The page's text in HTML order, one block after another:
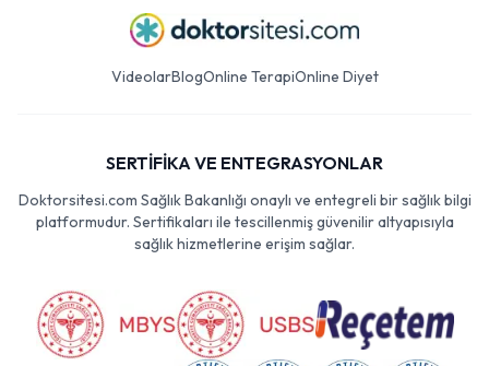
VideolarBlogOnline TerapiOnline Diyet
SERTİFİKA VE ENTEGRASYONLAR
Doktorsitesi.com Sağlık Bakanlığı onaylı ve entegreli bir sağlık bilgi
platformudur. Sertifikaları ile tescillenmiş güvenilir altyapısıyla
sağlık hizmetlerine erişim sağlar.